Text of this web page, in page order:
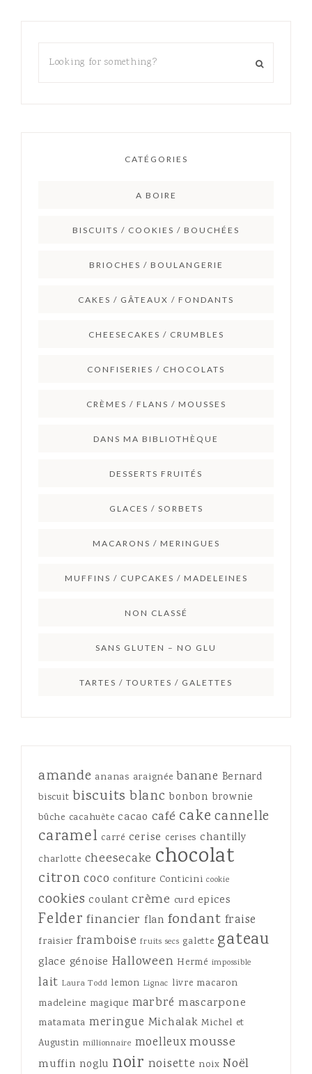
CATÉGORIES
A BOIRE
BISCUITS / COOKIES / BOUCHÉES
BRIOCHES / BOULANGERIE
CAKES / GÂTEAUX / FONDANTS
CHEESECAKES / CRUMBLES
CONFISERIES / CHOCOLATS
CRÈMES / FLANS / MOUSSES
DANS MA BIBLIOTHÈQUE
DESSERTS FRUITÉS
GLACES / SORBETS
MACARONS / MERINGUES
MUFFINS / CUPCAKES / MADELEINES
NON CLASSÉ
SANS GLUTEN – NO GLU
TARTES / TOURTES / GALETTES
amande ananas araignée banane Bernard
biscuit biscuits blanc bonbon brownie
bûche cacahuète cacao café cake cannelle
caramel carré cerise cerises chantilly
charlotte cheesecake chocolat
citron coco confiture Conticini cookie
cookies coulant crème curd epices
Felder financier flan fondant fraise
fraisier framboise fruits secs galette gateau
glace génoise Halloween Hermé impossible
lait Laura Todd lemon Lignac livre macaron
madeleine magique marbré mascarpone
matamata meringue Michalak Michel et
Augustin millionnaire moelleux mousse
muffin noglu noir noisette noix Noël